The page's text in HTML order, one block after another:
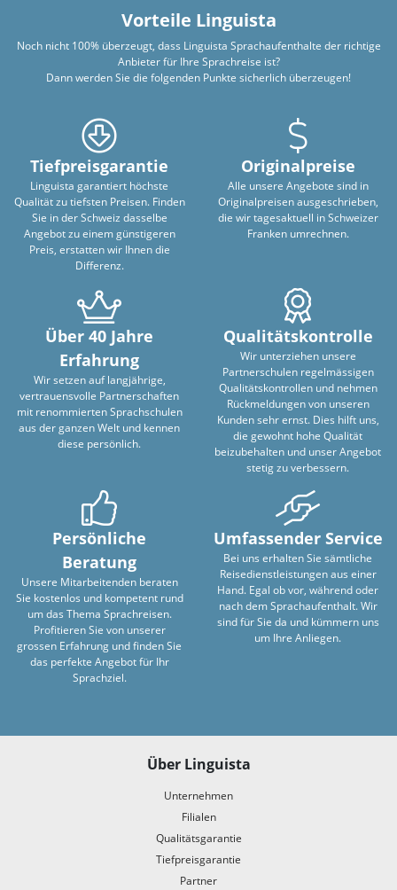
Vorteile Linguista
Noch nicht 100% überzeugt, dass Linguista Sprachaufenthalte der richtige
Anbieter für Ihre Sprachreise ist?
Dann werden Sie die folgenden Punkte sicherlich überzeugen!
Tiefpreisgarantie
Linguista garantiert höchste
Qualität zu tiefsten Preisen. Finden
Sie in der Schweiz dasselbe
Angebot zu einem günstigeren
Preis, erstatten wir Ihnen die
Differenz.
Originalpreise
Alle unsere Angebote sind in
Originalpreisen ausgeschrieben,
die wir tagesaktuell in Schweizer
Franken umrechnen.
Über 40 Jahre
Erfahrung
Wir setzen auf langjährige,
vertrauensvolle Partnerschaften
mit renommierten Sprachschulen
aus der ganzen Welt und kennen
diese persönlich.
Qualitätskontrolle
Wir unterziehen unsere
Partnerschulen regelmässigen
Qualitätskontrollen und nehmen
Rückmeldungen von unseren
Kunden sehr ernst. Dies hilft uns,
die gewohnt hohe Qualität
beizubehalten und unser Angebot
stetig zu verbessern.
Persönliche
Beratung
Unsere Mitarbeitenden beraten
Sie kostenlos und kompetent rund
um das Thema Sprachreisen.
Profitieren Sie von unserer
grossen Erfahrung und finden Sie
das perfekte Angebot für Ihr
Sprachziel.
Umfassender Service
Bei uns erhalten Sie sämtliche
Reisedienstleistungen aus einer
Hand. Egal ob vor, während oder
nach dem Sprachaufenthalt. Wir
sind für Sie da und kümmern uns
um Ihre Anliegen.
Über Linguista
Unternehmen
Filialen
Qualitätsgarantie
Tiefpreisgarantie
Partner